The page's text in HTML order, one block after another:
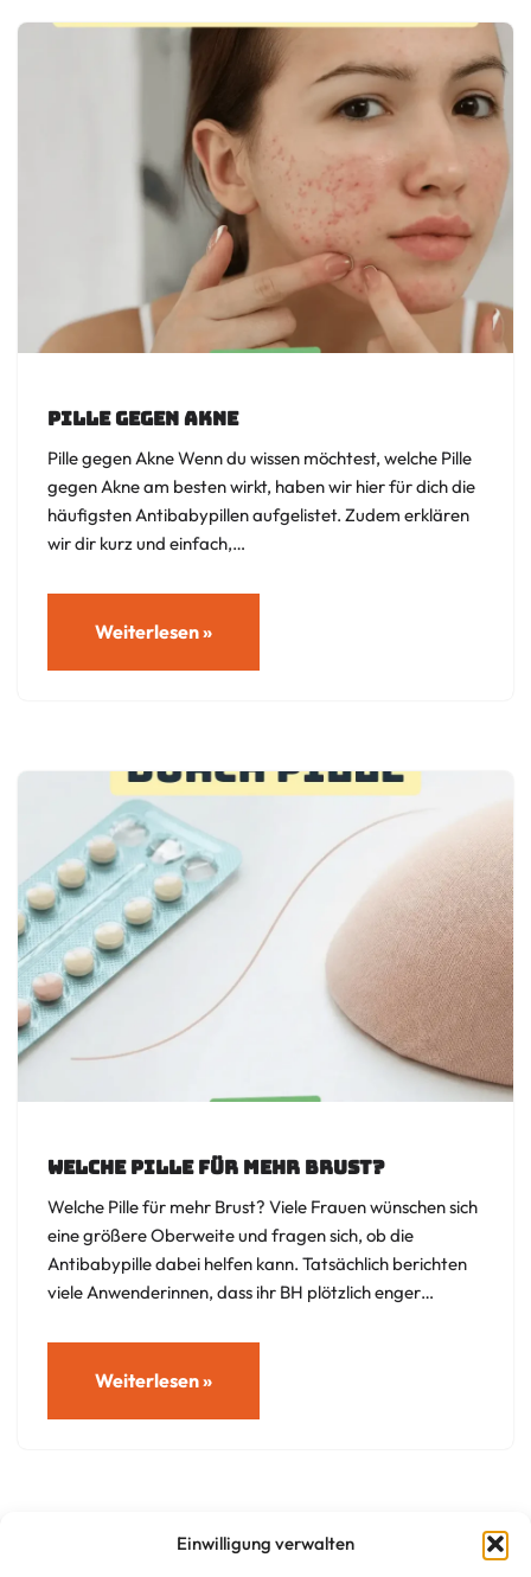
Einwilligung verwalten
Pille gegen Akne
Pille gegen Akne Wenn du wissen möchtest, welche Pille
gegen Akne am besten wirkt, haben wir hier für dich die
häufigsten Antibabypillen aufgelistet. Zudem erklären
wir dir kurz und einfach,…
Weiterlesen »
Welche Pille für mehr Brust?
Welche Pille für mehr Brust? Viele Frauen wünschen sich
eine größere Oberweite und fragen sich, ob die
Antibabypille dabei helfen kann. Tatsächlich berichten
viele Anwenderinnen, dass ihr BH plötzlich enger…
Weiterlesen »